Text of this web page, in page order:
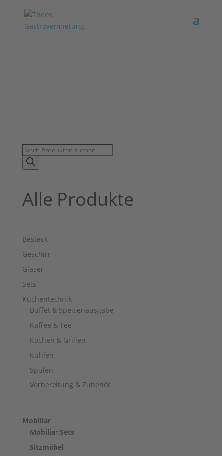
Products
search
Alle Produkte
Besteck
Geschirr
Gläser
Sets
Küchentechnik
Buffet & Speisenausgabe
Kaffee & Tee
Kochen & Grillen
Kühlen
Spülen
Vorbereitung & Zubehör
Mobiliar
Mobiliar Sets
Sitzmöbel